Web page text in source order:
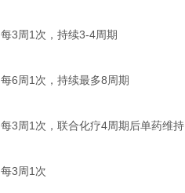
每3周1次，持续3-4周期
每6周1次，持续最多8周期
每3周1次，联合化疗4周期后单药维持
每3周1次